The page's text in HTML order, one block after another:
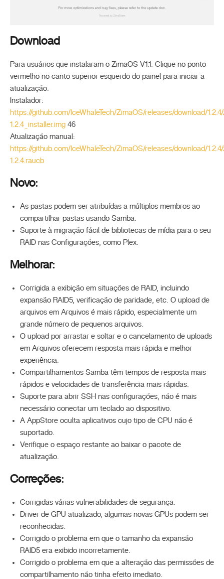
Download
Para usuários que instalaram o ZimaOS V1.1: Clique no ponto
vermelho no canto superior esquerdo do painel para iniciar a
atualização.
Instalador:
https://github.com/IceWhaleTech/ZimaOS/releases/download/
1.2.4_installer.img 46
Atualização manual:
https://github.com/IceWhaleTech/ZimaOS/releases/download/
1.2.4.raucb
Novo:
As pastas podem ser atribuídas a múltiplos membros ao
compartilhar pastas usando Samba.
Suporte à migração fácil de bibliotecas de mídia para o seu
RAID nas Configurações, como Plex.
Melhorar:
Corrigida a exibição em situações de RAID, incluindo
expansão RAID5, verificação de paridade, etc. O upload de
arquivos em Arquivos é mais rápido, especialmente um
grande número de pequenos arquivos.
O upload por arrastar e soltar e o cancelamento de uploads
em Arquivos oferecem resposta mais rápida e melhor
experiência.
Compartilhamentos Samba têm tempos de resposta mais
rápidos e velocidades de transferência mais rápidas.
Suporte para abrir SSH nas configurações, não é mais
necessário conectar um teclado ao dispositivo.
A AppStore oculta aplicativos cujo tipo de CPU não é
suportado.
Verifique o espaço restante ao baixar o pacote de
atualização.
Correções:
Corrigidas várias vulnerabilidades de segurança.
Driver de GPU atualizado, algumas novas GPUs podem ser
reconhecidas.
Corrigido o problema em que o tamanho da expansão
RAID5 era exibido incorretamente.
Corrigido o problema em que a alteração das permissões de
compartilhamento não tinha efeito imediato.